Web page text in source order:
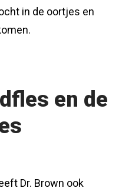
in de oortjes en
en de
Dr. Brown ook